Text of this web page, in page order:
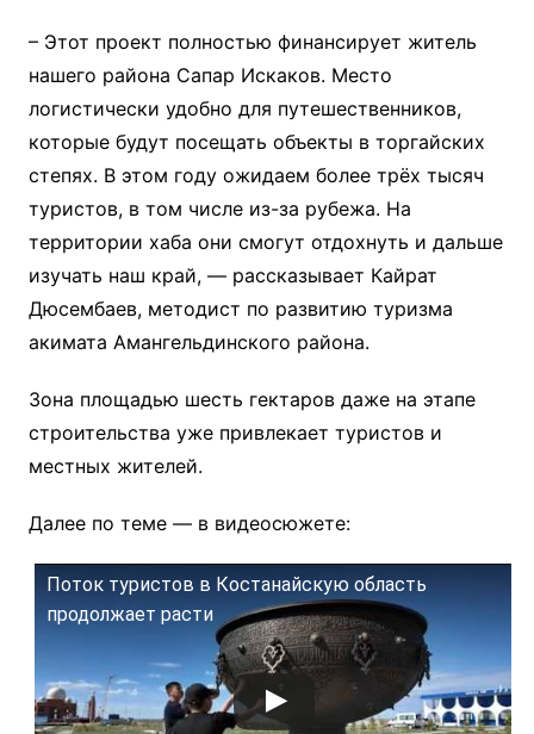
– Этот проект полностью финансирует житель
нашего района Сапар Искаков. Место
логистически удобно для путешественников,
которые будут посещать объекты в торгайских
степях. В этом году ожидаем более трёх тысяч
туристов, в том числе из-за рубежа. На
территории хаба они смогут отдохнуть и дальше
изучать наш край, — рассказывает Кайрат
Дюсембаев, методист по развитию туризма
акимата Амангельдинского района.
Зона площадью шесть гектаров даже на этапе
строительства уже привлекает туристов и
местных жителей.
Далее по теме — в видеосюжете:
Поток туристов в Костанайскую область
продолжает расти